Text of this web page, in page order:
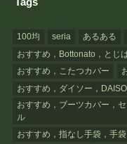
Tags
100均 seria あるある
おすすめ，Bottonato，とじ
おすすめ，こたつカバー
おすすめ，ダイソー，
おすすめ，ブーツカバー，
ル
おすすめ，指なし手袋，手